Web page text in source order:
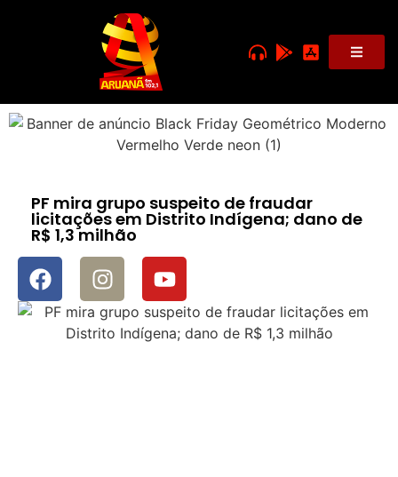
PF mira grupo suspeito de fraudar
licitações em Distrito Indígena; dano de
R$ 1,3 milhão